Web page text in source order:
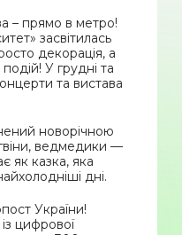
– прямо в метро!
засвітилась
декорація, а
У грудні та
та вистава
новорічною
ведмедики —
як казка, яка
дні.
України!
цифрової